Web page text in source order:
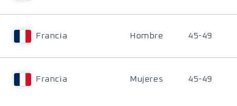
Francia Hombre 45-49
Francia Mujeres 45-49